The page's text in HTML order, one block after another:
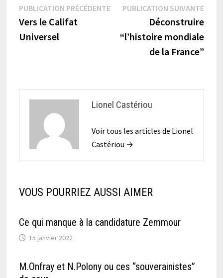
Navigation
de
PUBLICATION PRÉCÉDENTEPublication
précédente :
Vers le Califat
Universel
PUBLICATION SUIVANTE
Déconstruire
“l’histoire mondiale
de la France”
Lionel Castériou
Voir tous les articles de Lionel
Castériou →
VOUS POURRIEZ AUSSI AIMER
Ce qui manque à la candidature Zemmour
15 janvier 2022
M.Onfray et N.Polony ou ces “souverainistes”